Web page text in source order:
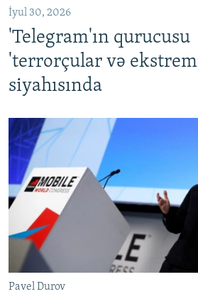
İyul 30, 2026
'Telegram'ın qurucusu
'terrorçular və
siyahısında
Pavel Durov